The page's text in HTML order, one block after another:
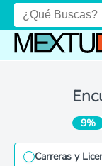
9%
Carreras y